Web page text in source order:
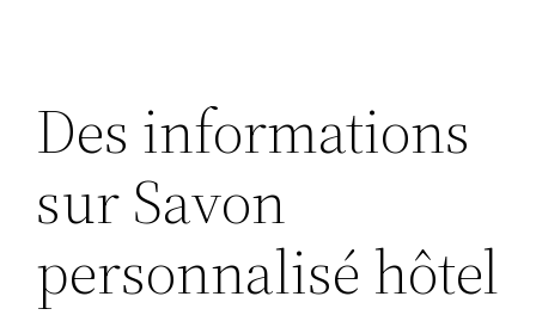
Des informations
sur Savon
personnalisé hôtel